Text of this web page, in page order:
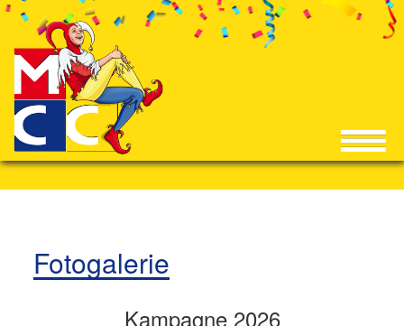
Fotogalerie
Kampagne 2026